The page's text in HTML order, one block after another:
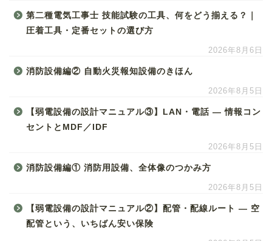
第二種電気工事士 技能試験の工具、何をどう揃える？｜
圧着工具・定番セットの選び方
2026年8月6日
消防設備編② 自動火災報知設備のきほん
2026年8月5日
【弱電設備の設計マニュアル③】LAN・電話 ― 情報コン
セントとMDF／IDF
2026年8月5日
消防設備編① 消防用設備、全体像のつかみ方
2026年8月5日
【弱電設備の設計マニュアル②】配管・配線ルート ― 空
配管という、いちばん安い保険